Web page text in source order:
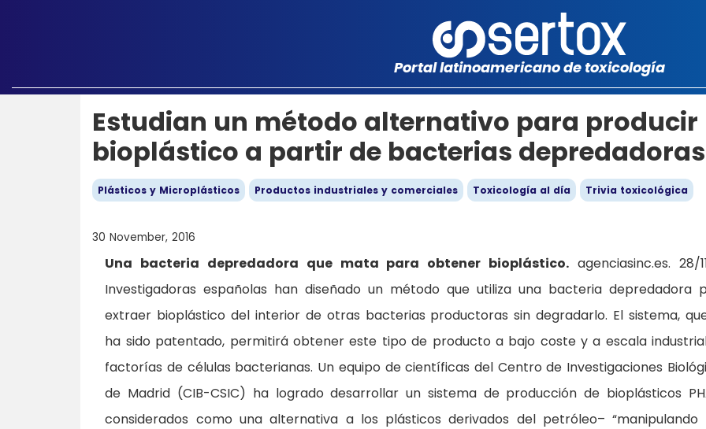
Portal latinoamericano de toxicología
Estudian un método alternativo para producir
bioplástico a partir de bacterias depredadoras
Plásticos y Microplásticos Productos industriales y comerciales Toxicología al día Trivia toxicológica
30 November, 2016
Una bacteria depredadora que mata para obtener bioplástico.agenciasinc.es. 28/
Investigadoras españolas han diseñado un método que utiliza una bacteria depredadora
extraer bioplástico del interior de otras bacterias productoras sin degradarlo. El sistema,
ha sido patentado, permitirá obtener este tipo de producto a bajo coste y a escala
factorías de células bacterianas. Un equipo de científicas del Centro de Investigaciones
de Madrid (CIB-CSIC) ha logrado desarrollar un sistema de producción de bioplásticos
considerados como una alternativa a los plásticos derivados del petróleo– “manipulando